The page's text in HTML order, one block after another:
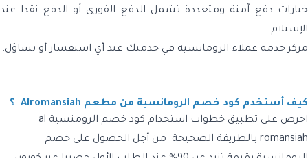
خيارات دفع آمنة ومتعددة تشمل الدفع الفوري أو الدفع نقدا عند
الإستلام .
مركز خدمة عملاء الرومانسية في خدمتك عند أي استفسار أو تساؤل.
كيف أستخدم كود خصم الرومانسية من مطعم Alromansiah ؟
احرص على تطبيق خطوات استخدام كود خصم الرومنسية al
romansiah بالطريقة الصحيحة من أجل الحصول على خصم